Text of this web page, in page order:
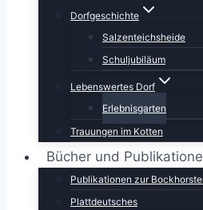
Dorfgeschichte
Salzenteichsheide
Schuljubiläum
Lebenswertes Dorf
Erlebnisgarten
Trauungen im Kotten
Bücher und
Publikationen zur
Plattdeutsches